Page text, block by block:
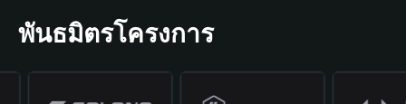
พันธมิตรโครงการ